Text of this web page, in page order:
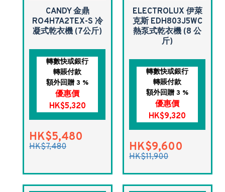
CANDY 金鼎
RO4H7A2TEX-S 冷
凝式乾衣機 (7公斤)
轉數快或銀行
轉賬付款
額外回贈 3 %
優惠價
HK$5,320
HK$5,480
HK$7,480
ELECTROLUX 伊萊
克斯 EDH803J5WC
熱泵式乾衣機 (8 公
斤)
轉數快或銀行
轉賬付款
額外回贈 3 %
優惠價
HK$9,320
HK$9,600
HK$11,900